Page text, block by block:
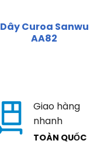
Dây Curoa Sanwu
AA82
Giao hàng
nhanh
TOÀN QUỐC